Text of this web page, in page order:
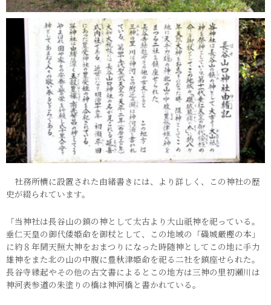
社務所横に設置された由緒書きには、より詳しく、この神社の歴
史が綴られています。
「当神社は長谷山の鎮の神として太古より大山祇神を祀っている。
垂仁天皇の御代倭姫命を御杖として、この地域の「磯城厳樫の本」
に約８年間天照大神をおまつりになった時随神としてこの地に手力
雄神をまた北の山の中腹に豊秋津姫命を祀る二社を鎮座せられた。
長谷寺縁起やその他の古文書によるとこの地方は三神の里初瀬川は
神河表参道の朱塗りの橋は神河橋と書かれている。